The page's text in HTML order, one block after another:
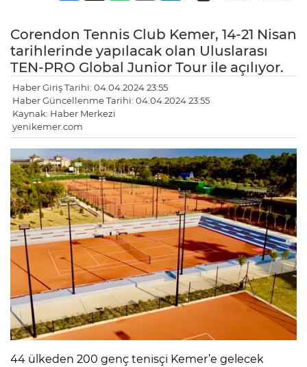
Corendon Tennis Club Kemer, 14-21 Nisan
tarihlerinde yapılacak olan Uluslarası
TEN-PRO Global Junior Tour ile açılıyor.
Haber Giriş Tarihi: 04.04.2024 23:55
Haber Güncellenme Tarihi: 04.04.2024 23:55
Kaynak: Haber Merkezi
yenikemer.com
44 ülkeden 200 genç tenisçi Kemer’e gelecek